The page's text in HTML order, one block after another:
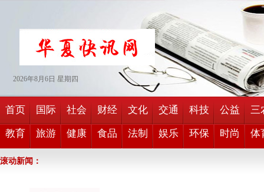
2026年8月 6日 星期四
首页 国际 社会 财经 文化 交通 科技 公益 三
教育 旅游 健康 食品 法制 娱乐 环保 时尚 体
滚动新闻：